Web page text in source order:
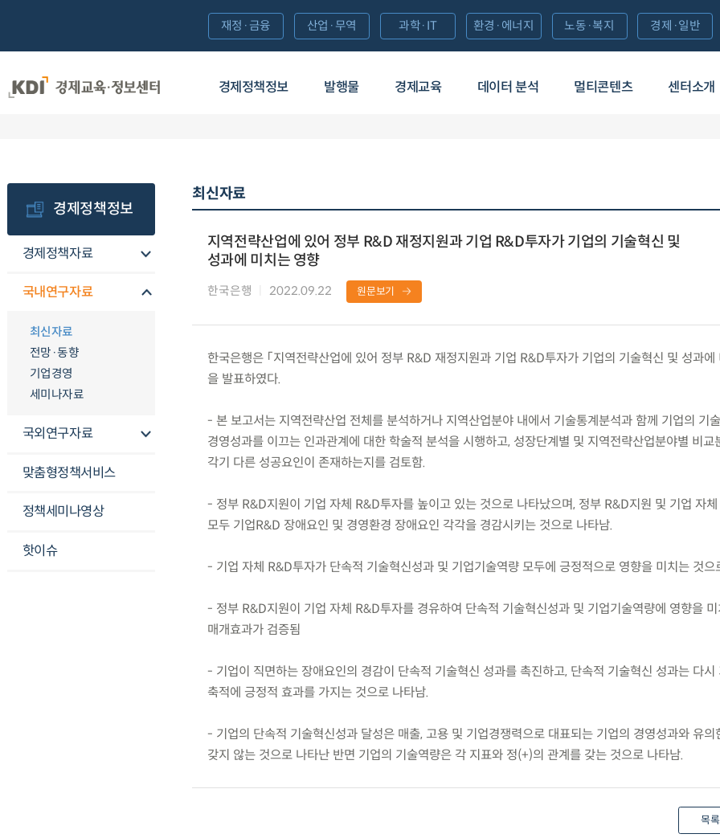
경제정책정보 발행물 경제교육 데이터 분석 멀티콘텐츠 센터소개
재정·금융 산업·무역 과학·IT 환경·에너지 노동·복지 경제·일반
경제정책정보
경제정책자료
국내연구자료
최신자료
전망·동향
기업경영
세미나자료
국외연구자료
맞춤형정책서비스
정책세미나영상
핫이슈
최신자료
지역전략산업에 있어 정부 R&D 재정지원과 기업 R&D투자가 기업의 기술혁신 및
성과에 미치는 영향
한국은행 2022.09.22 원문보기
한국은행은 「지역전략산업에 있어 정부 R&D 재정지원과 기업 R&D투자가 기업의 기술혁신 및 성과에
을 발표하였다.
- 본 보고서는 지역전략산업 전체를 분석하거나 지역산업분야 내에서 기술통계분석과 함께 기업의 기
경영성과를 이끄는 인과관계에 대한 학술적 분석을 시행하고, 성장단계별 및 지역전략산업분야별 비교
각기 다른 성공요인이 존재하는지를 검토함.
- 정부 R&D지원이 기업 자체 R&D투자를 높이고 있는 것으로 나타났으며, 정부 R&D지원 및 기업 자
모두 기업R&D 장애요인 및 경영환경 장애요인 각각을 경감시키는 것으로 나타남.
- 기업 자체 R&D투자가 단속적 기술혁신성과 및 기업기술역량 모두에 긍정적으로 영향을 미치는 것으
- 정부 R&D지원이 기업 자체 R&D투자를 경유하여 단속적 기술혁신성과 및 기업기술역량에 영향을 미
매개효과가 검증됨
- 기업이 직면하는 장애요인의 경감이 단속적 기술혁신 성과를 촉진하고, 단속적 기술혁신 성과는 다시
축적에 긍정적 효과를 가지는 것으로 나타남.
- 기업의 단속적 기술혁신성과 달성은 매출, 고용 및 기업경쟁력으로 대표되는 기업의 경영성과와 유의
갖지 않는 것으로 나타난 반면 기업의 기술역량은 각 지표와 정(+)의 관계를 갖는 것으로 나타남.
목